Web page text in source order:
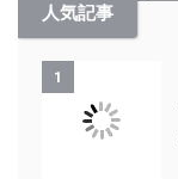
人気記事
1